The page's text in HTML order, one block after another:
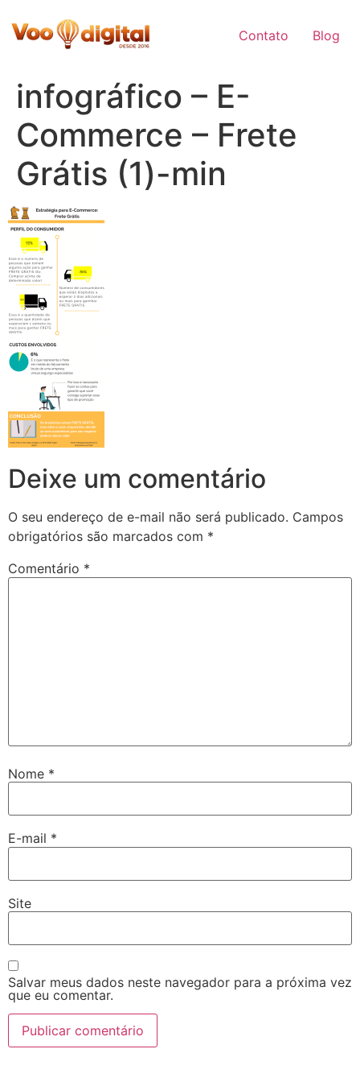
to
Contato Blog
infográfico – E-
Commerce – Frete
Grátis (1)-min
Deixe um comentário
O seu endereço de e-mail não será publicado. Campos
obrigatórios são marcados com *
Comentário *
Nome *
E-mail *
Site
Salvar meus dados neste navegador para a próxima vez
que eu comentar.